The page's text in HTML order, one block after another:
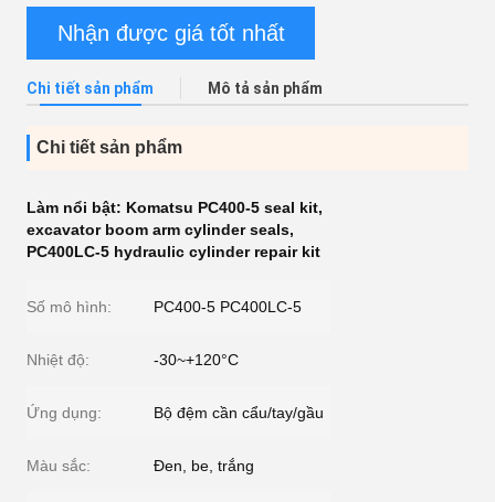
Nhận được giá tốt nhất
Chi tiết sản phẩm Mô tả sản phẩm
Chi tiết sản phẩm
Làm nổi bật: Komatsu PC400-5 seal kit,
excavator boom arm cylinder seals,
PC400LC-5 hydraulic cylinder repair kit
Số mô hình: PC400-5 PC400LC-5
Nhiệt độ: -30~+120°C
Ứng dụng: Bộ đệm cần cẩu/tay/gầu
Màu sắc: Đen, be, trắng